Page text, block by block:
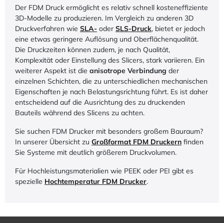
Der FDM Druck ermöglicht es relativ schnell kosteneffiziente
3D-Modelle zu produzieren. Im Vergleich zu anderen 3D
Druckverfahren wie SLA- oder SLS-Druck, bietet er jedoch
eine etwas geringere Auflösung und Oberflächenqualität.
Die Druckzeiten können zudem, je nach Qualität,
Komplexität oder Einstellung des Slicers, stark variieren. Ein
weiterer Aspekt ist die anisotrope Verbindung der
einzelnen Schichten, die zu unterschiedlichen mechanischen
Eigenschaften je nach Belastungsrichtung führt. Es ist daher
entscheidend auf die Ausrichtung des zu druckenden
Bauteils während des Slicens zu achten.
Sie suchen FDM Drucker mit besonders großem Bauraum?
In unserer Übersicht zu Großformat FDM Druckern finden
Sie Systeme mit deutlich größerem Druckvolumen.
Für Hochleistungsmaterialien wie PEEK oder PEI gibt es
spezielle Hochtemperatur FDM Drucker.